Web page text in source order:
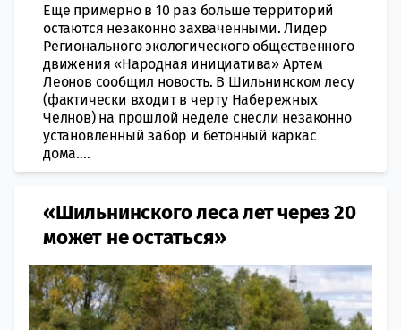
Еще примерно в 10 раз больше территорий
остаются незаконно захваченными. Лидер
Регионального экологического общественного
движения «Народная инициатива» Артем
Леонов сообщил новость. В Шильнинском лесу
(фактически входит в черту Набережных
Челнов) на прошлой неделе снесли незаконно
установленный забор и бетонный каркас
дома....
«Шильнинского леса лет через 20
может не остаться»